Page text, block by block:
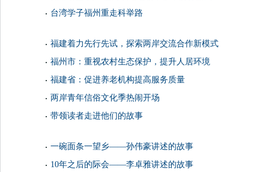
台湾学子福州重走科举路
福建着力先行先试，探索两岸交流合作新模式
福州市：重视农村生态保护，提升人居环境
福建省：促进养老机构提高服务质量
两岸青年信俗文化季热闹开场
带领读者走进他们的故事
一碗面条一望乡——孙伟豪讲述的故事
10年之后的际会——李卓雅讲述的故事